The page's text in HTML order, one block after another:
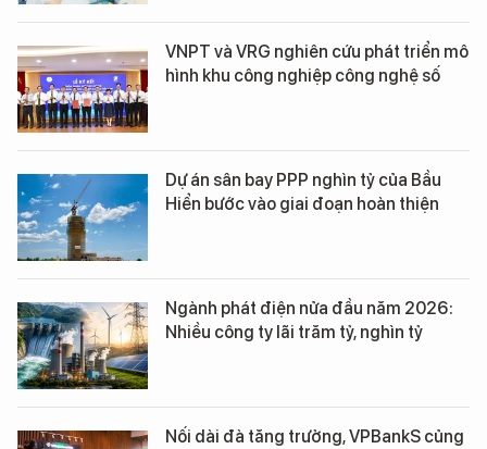
VNPT và VRG nghiên cứu phát triển mô
hình khu công nghiệp công nghệ số
Dự án sân bay PPP nghìn tỷ của Bầu
Hiển bước vào giai đoạn hoàn thiện
Ngành phát điện nửa đầu năm 2026:
Nhiều công ty lãi trăm tỷ, nghìn tỷ
Nối dài đà tăng trưởng, VPBankS củng